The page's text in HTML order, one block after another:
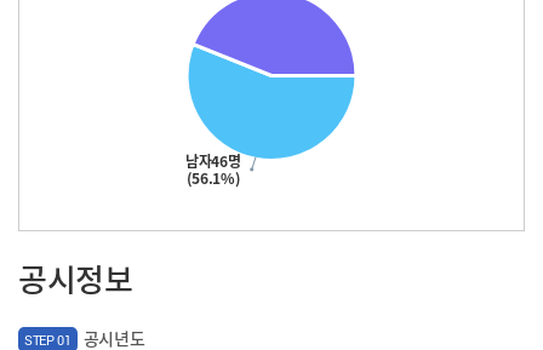
남자46명
(56.1%)
공시정보
STEP 01 공시년도